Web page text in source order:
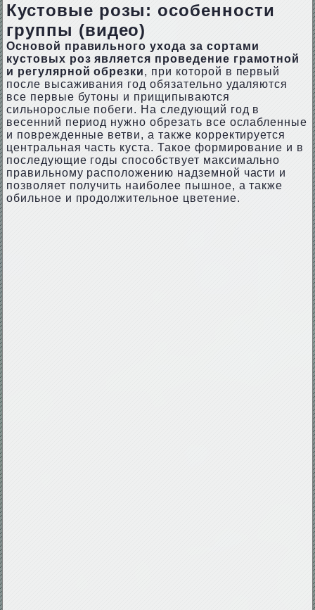
Кустовые розы: особенности
группы (видео)
Основой правильного ухода за сортами
кустовых роз является проведение грамотной
и регулярной обрезки, при которой в первый
после высаживания год обязательно удаляются
все первые бутоны и прищипываются
сильнорослые побеги. На следующий год в
весенний период нужно обрезать все ослабленные
и поврежденные ветви, а также корректируется
центральная часть куста. Такое формирование и в
последующие годы способствует максимально
правильному расположению надземной части и
позволяет получить наиболее пышное, а также
обильное и продолжительное цветение.